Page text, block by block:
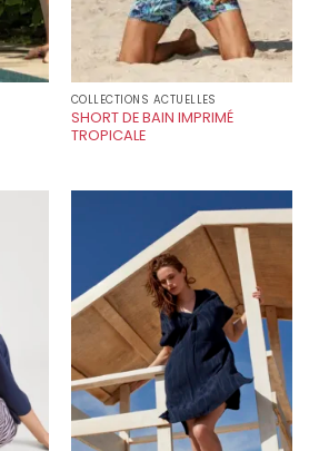
COLLECTIONS ACTUELLES
SHORT DE BAIN IMPRIMÉ
TROPICALE